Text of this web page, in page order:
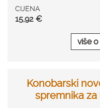
CIJENA
15,92 €
više
Konobarski
spremnika